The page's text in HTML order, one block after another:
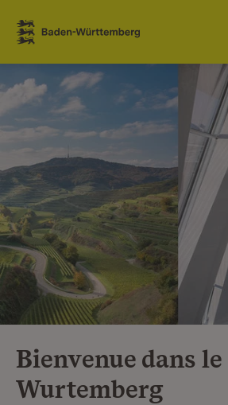
Sauter au contenu
Link zur Startseite
Bienvenue dans le
Wurtemberg